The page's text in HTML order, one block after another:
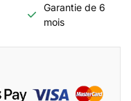
Garantie de 6
mois